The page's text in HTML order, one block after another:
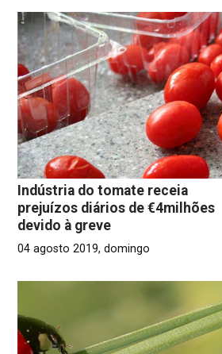
Indústria do tomate receia
prejuízos diários de €4milhões
devido à greve
04 agosto 2019, domingo